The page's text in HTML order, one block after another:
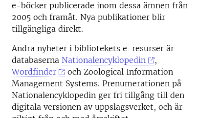
e-böcker publicerade inom dessa ämnen från
2005 och framåt. Nya publikationer blir
tillgängliga direkt.
Andra nyheter i bibliotekets e-resurser är
databaserna Nationalencyklopedin
,
Wordfinder
och Zoological Information
Management Systems. Prenumerationen på
Nationalencyklopedin ger fri tillgång till den
digitala versionen av uppslagsverket, och är